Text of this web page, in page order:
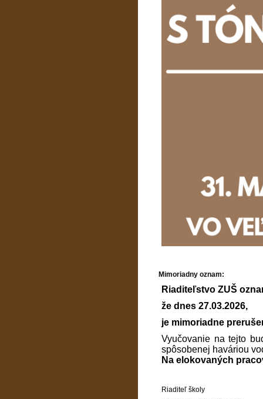
Mimoriadny oznam:
Riaditeľstvo ZUŠ
že dnes 27.03.2026,
je mimoriadne
Vyučovanie na tejto
spôsobenej haváriou
Na elokovaných
Riaditeľ školy